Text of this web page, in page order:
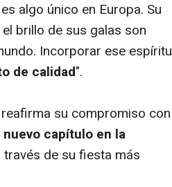
algo único en Europa. Su
brillo de sus galas son
Incorporar ese espíritu
de calidad".
su compromiso con
nuevo capítulo en la
través de su fiesta más